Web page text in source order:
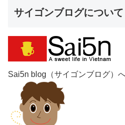
サイゴンブログについて
Sai5n blog（サイゴンブログ）